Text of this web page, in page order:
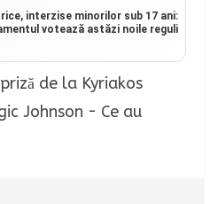
interzise minorilor sub 17 ani:
votează astăzi noile reguli